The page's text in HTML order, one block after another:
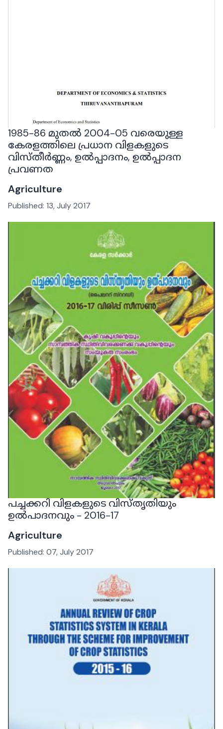
1985-86 മുതൽ 2004-05 വരെയുള്ള
കേരളത്തിലെ പ്രധാന വിളകളുടെ
വിസ്തീർണ്ണം, ഉൽപ്പാദനം, ഉൽപ്പാദന
പ്രവണത
Agriculture
Published: 13, July 2017
പച്ചക്കറി വിളകളുടെ വിസ്തൃതിയും
ഉൽപാദനവും - 2016-17
Agriculture
Published: 07, July 2017